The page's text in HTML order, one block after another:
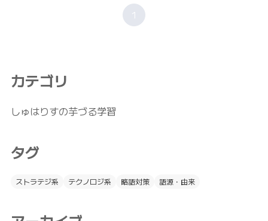
1
カテゴリ
しゅはりすの芋づる学習
タグ
ストラテジ系 テクノロジ系 略語対策 語源・由来